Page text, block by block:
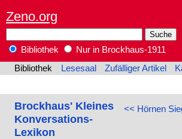
Zeno.org
Bibliothek
Nur in Brockhaus-1911
Bibliothek
Lesesaal Zufälliger Artikel
<< Hörnen
Brockhaus' Kleines
Konversations-
Lexikon